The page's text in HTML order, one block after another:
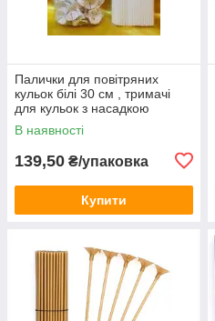
Палички для повітряних
кульок білі 30 см , тримачі
для кульок з насадкою
В наявності
139,50 ₴/упаковка
Купити